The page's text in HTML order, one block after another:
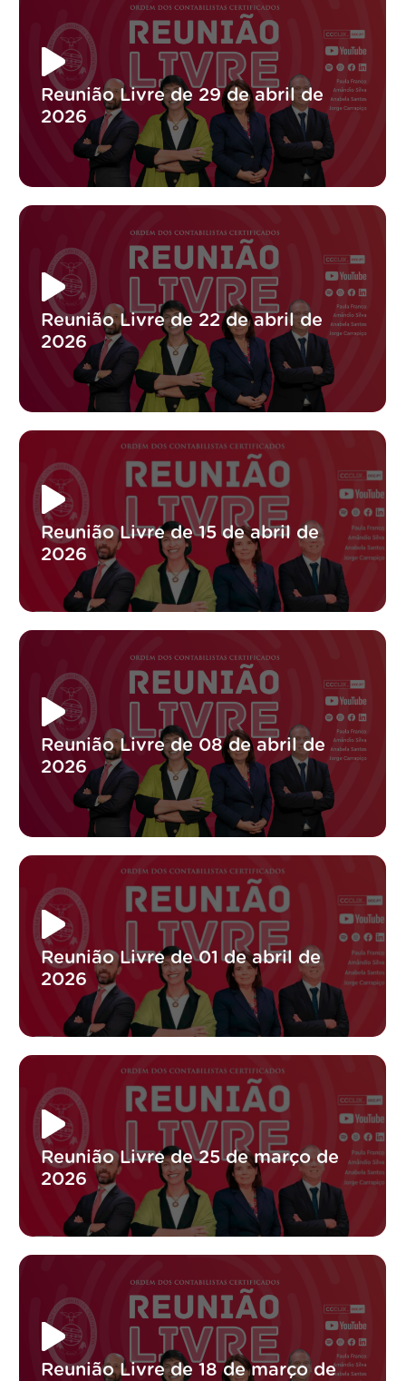
Reunião Livre de 29 de abril de
2026
Reunião Livre de 22 de abril de
2026
Reunião Livre de 15 de abril de
2026
Reunião Livre de 08 de abril de
2026
Reunião Livre de 01 de abril de
2026
Reunião Livre de 25 de março de
2026
Reunião Livre de 18 de março de